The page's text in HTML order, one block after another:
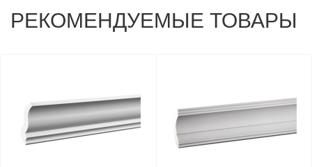
РЕКОМЕНДУЕМЫЕ ТОВАРЫ